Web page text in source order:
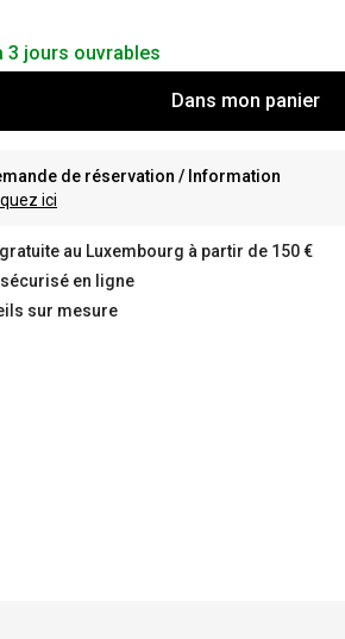
3 jours ouvrables
Dans mon panier
de réservation / Information
ici
au Luxembourg à partir de 150 €
en ligne
sur mesure